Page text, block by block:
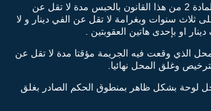
يعاقب على مخالفة المادة 2 من هذا القانون بالحبس مدة لا تقل عن
ثلاث سنوات وبغرامة لا تقل عن الفي دينار و لا
او بإحدى هاتين العقوبتين .
الذي وقعت فيه الجريمة مؤقتا مدة لا تقل عن
وغلق المحل نهائيا.
لوحة بشكل ظاهر بمنطوق الحكم الصادر بغلق